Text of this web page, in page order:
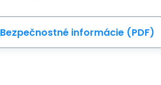
Bezpečnostné informácie (PDF)